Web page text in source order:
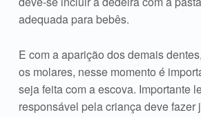
adequada para bebês.
E com a aparição dos demais
os molares, nesse momento é
seja feita com a escova. Importante
responsável pela criança deve fazer